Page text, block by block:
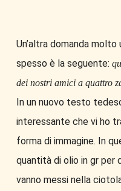
Un’altra domanda
spesso è la seguente:
dei nostri amici a quattro
In un nuovo testo
interessante che vi ho
forma di immagine. In
quantità di olio in gr per
vanno messi nella